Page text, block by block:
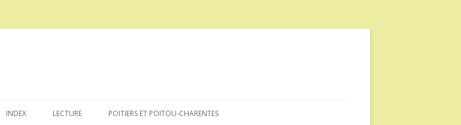
au
INDEX LECTURE POITIERS ET POITOU-CHARENTES